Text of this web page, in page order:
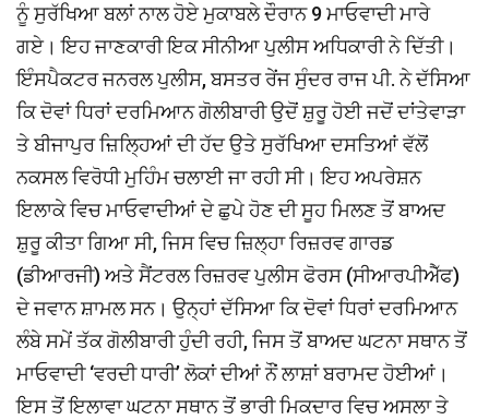
ਨੂੰ ਸੁਰੱਖਿਆ ਬਲਾਂ ਨਾਲ ਹੋਏ ਮੁਕਾਬਲੇ ਦੌਰਾਨ 9 ਮਾਓਵਾਦੀ ਮਾਰੇ
ਗਏ। ਇਹ ਜਾਣਕਾਰੀ ਇਕ ਸੀਨੀਆ ਪੁਲੀਸ ਅਧਿਕਾਰੀ ਨੇ ਦਿੱਤੀ।
ਇੰਸਪੈਕਟਰ ਜਨਰਲ ਪੁਲੀਸ, ਬਸਤਰ ਰੇਂਜ ਸੁੰਦਰ ਰਾਜ ਪੀ. ਨੇ ਦੱਸਿਆ
ਕਿ ਦੋਵਾਂ ਧਿਰਾਂ ਦਰਮਿਆਨ ਗੋਲੀਬਾਰੀ ਉਦੋਂ ਸ਼ੁਰੂ ਹੋਈ ਜਦੋਂ ਦਾਂਤੇਵਾੜਾ
ਤੇ ਬੀਜਾਪੁਰ ਜ਼ਿਲ੍ਹਿਆਂ ਦੀ ਹੱਦ ਉਤੇ ਸੁਰੱਖਿਆ ਦਸਤਿਆਂ ਵੱਲੋਂ
ਨਕਸਲ ਵਿਰੋਧੀ ਮੁਹਿੰਮ ਚਲਾਈ ਜਾ ਰਹੀ ਸੀ। ਇਹ ਅਪਰੇਸ਼ਨ
ਇਲਾਕੇ ਵਿਚ ਮਾਓਵਾਦੀਆਂ ਦੇ ਛੁਪੇ ਹੋਣ ਦੀ ਸੂਹ ਮਿਲਣ ਤੋਂ ਬਾਅਦ
ਸ਼ੁਰੂ ਕੀਤਾ ਗਿਆ ਸੀ, ਜਿਸ ਵਿਚ ਜ਼ਿਲ੍ਹਾ ਰਿਜ਼ਰਵ ਗਾਰਡ
(ਡੀਆਰਜੀ) ਅਤੇ ਸੈਂਟਰਲ ਰਿਜ਼ਰਵ ਪੁਲੀਸ ਫੋਰਸ (ਸੀਆਰਪੀਐੱਫ)
ਦੇ ਜਵਾਨ ਸ਼ਾਮਲ ਸਨ। ਉਨ੍ਹਾਂ ਦੱਸਿਆ ਕਿ ਦੋਵਾਂ ਧਿਰਾਂ ਦਰਮਿਆਨ
ਲੰਬੇ ਸਮੇਂ ਤੱਕ ਗੋਲੀਬਾਰੀ ਹੁੰਦੀ ਰਹੀ, ਜਿਸ ਤੋਂ ਬਾਅਦ ਘਟਨਾ ਸਥਾਨ ਤੋਂ
ਮਾਓਵਾਦੀ ‘ਵਰਦੀ ਧਾਰੀ’ ਲੋਕਾਂ ਦੀਆਂ ਨੌਂ ਲਾਸ਼ਾਂ ਬਰਾਮਦ ਹੋਈਆਂ।
ਇਸ ਤੋਂ ਇਲਾਵਾ ਘਟਨਾ ਸਥਾਨ ਤੋਂ ਭਾਰੀ ਮਿਕਦਾਰ ਵਿਚ ਅਸਲਾ ਤੇ